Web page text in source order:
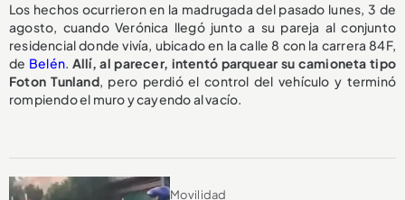
Los hechos ocurrieron en la madrugada del pasado lunes, 3 de
agosto, cuando Verónica llegó junto a su pareja al conjunto
residencial donde vivía, ubicado en la calle 8 con la carrera 84F,
de Belén. Allí, al parecer, intentó parquear su camioneta tipo
Foton Tunland, pero perdió el control del vehículo y terminó
rompiendo el muro y cayendo al vacío.
Movilidad